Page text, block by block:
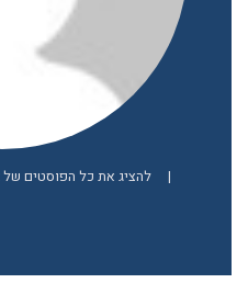
| להציג את כל הפוסטים של Einat